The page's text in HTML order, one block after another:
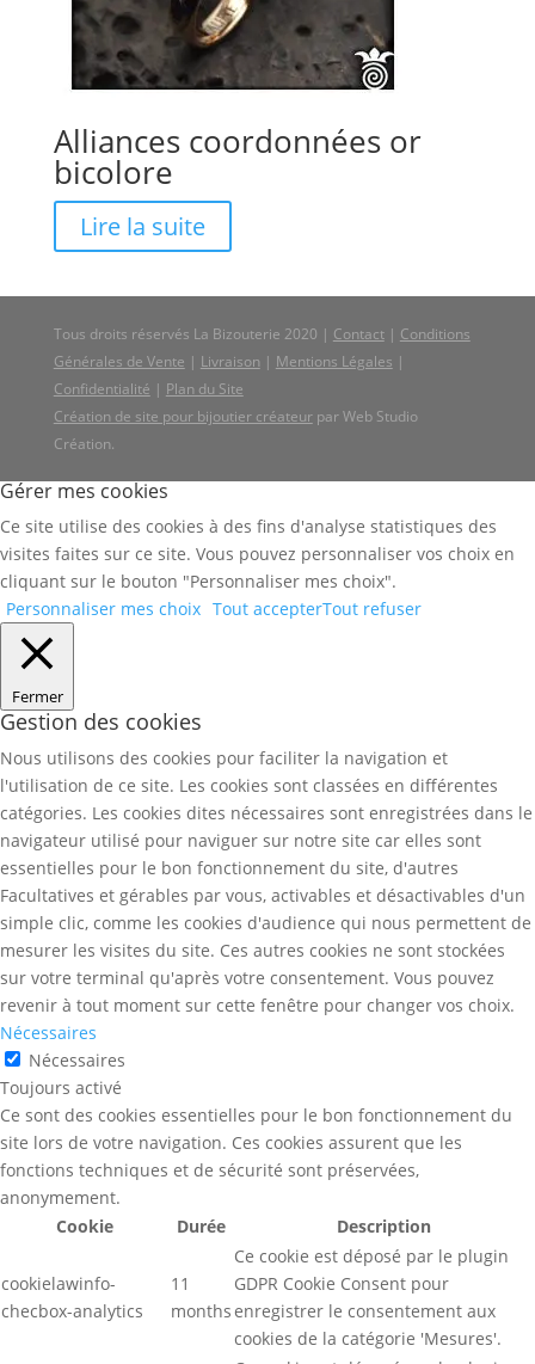
Alliances coordonnées or
bicolore
Lire la suite
Tous droits réservés La Bizouterie 2020 | Contact| Conditions
Générales de Vente | Livraison | Mentions Légales |
Confidentialité | Plan du Site
Création de site pour bijoutier créateurpar Web Studio
Création.
Gérer mes cookies
Ce site utilise des cookies à des fins d'analyse statistiques des
visites faites sur ce site. Vous pouvez personnaliser vos choix en
cliquant sur le bouton "Personnaliser mes choix".
Personnaliser mes choix Tout accepterTout refuser
Fermer
Gestion des cookies
Nous utilisons des cookies pour faciliter la navigation et
l'utilisation de ce site. Les cookies sont classées en différentes
catégories. Les cookies dites nécessaires sont enregistrées dans le
navigateur utilisé pour naviguer sur notre site car elles sont
essentielles pour le bon fonctionnement du site, d'autres
Facultatives et gérables par vous, activables et désactivables d'un
simple clic, comme les cookies d'audience qui nous permettent de
mesurer les visites du site. Ces autres cookies ne sont stockées
sur votre terminal qu'après votre consentement. Vous pouvez
revenir à tout moment sur cette fenêtre pour changer vos choix.
Nécessaires
Nécessaires
Toujours activé
Ce sont des cookies essentielles pour le bon fonctionnement du
site lors de votre navigation. Ces cookies assurent que les
fonctions techniques et de sécurité sont préservées,
anonymement.
Cookie
Durée Description
cookielawinfo-
checbox-analytics
11
months
Ce cookie est déposé par le plugin
GDPR Cookie Consent pour
enregistrer le consentement aux
cookies de la catégorie 'Mesures'.